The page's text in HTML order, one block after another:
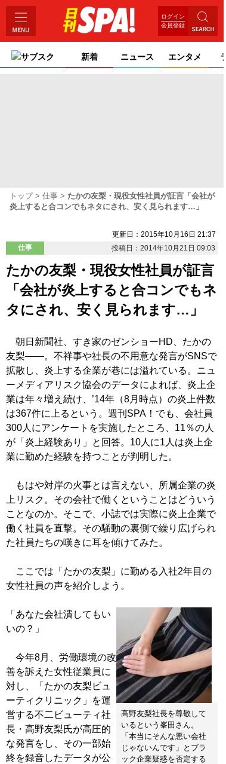
ログイン
会員登録
サブスク 新着 ニュース エンタメ
トップ 仕事
たかの友梨・現役女性社員が証言「会社が
炎上すると合コンでもネタにされ、安く見られます…」
更新日：2015年10月16日 21:37
仕事
投稿日：2014年10月21日 09:03
たかの友梨・現役女性社員が証言
「会社が炎上すると合コンでもネ
タにされ、安く見られます…」
朝日新聞社、すき家のゼンショーHD、たかの
友梨――。不祥事や社長の不用意な発言がSNSで
拡散し、炎上する企業が巷には溢れている。ニュ
ーメディアリスク協会のデータによれば、炎上企
業は年々増え続け、’14年（8月時点）の炎上件数
は367件に上るという。週刊SPA！でも、会社員
300人にアンケートを実施したところ、11％の人
が「炎上経験あり」と回答。10人に1人は炎上企
業に勤めた経験を持つことが判明した。
もはや対岸の火事とは言えない、所属企業の炎
上リスク。その会社で働くということはどういう
ことなのか。そこで、小誌では実際に炎上企業で
働く社員を直撃。その騒動の裏側で繰り広げられ
た社員たちの嘆きに耳を傾けてみた。
ここでは「たかの友梨」に勤める入社2年目の
女性社員の声を紹介しよう。
高野友梨社長を尊敬して
いるという峯田さん。
「本当にそんな悪い会社
じゃないんです」とブラ
ック企業疑惑を否定する
「あなた会社潰してもい
いの？」
今年8月、労働環境の改
善を訴えた女性従業員に
対し、「たかの友梨ビュ
ーティクリニック」を運
営する不二ビューティ社
長・高野友梨氏が高圧的
な発言をし、その一部始
終を録音したデータが公